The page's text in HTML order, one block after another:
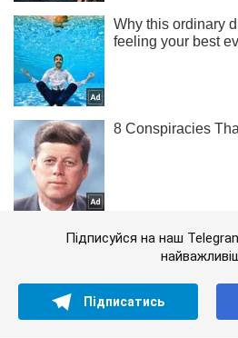
Підписуйся на наш
Підписатись